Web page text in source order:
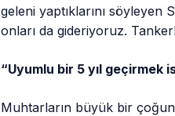
geleni yaptıklarını
onları da gideriyoruz.
“Uyumlu bir 5 yıl geçirmek
Muhtarların büyük bir